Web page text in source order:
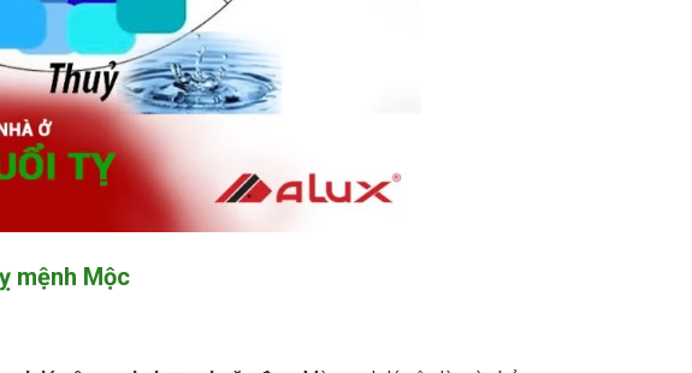
mệnh Mộc